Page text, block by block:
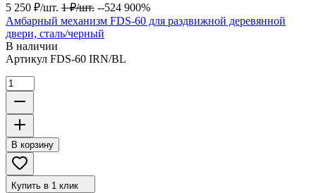
5 250 ₽/шт. 1 ₽/шт. --524 900%
Амбарный механизм FDS-60 для раздвижной деревянной
двери, сталь/черный
В наличии
Артикул FDS-60 IRN/BL
В корзину
Купить в 1 клик